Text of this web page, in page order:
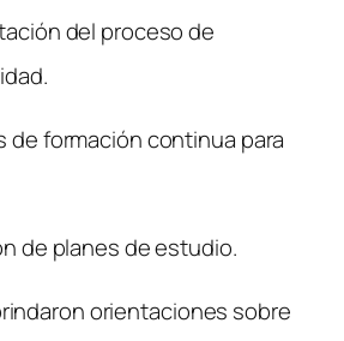
del proceso de
de formación continua para
de planes de estudio.
orientaciones sobre